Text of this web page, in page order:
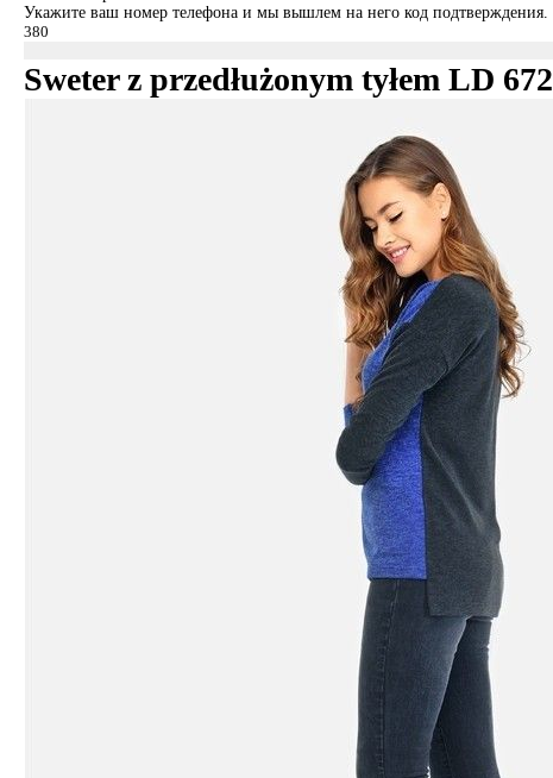
Укажите ваш номер телефона и мы вышлем на него код подтверждения.
Sweter z przedłużonym tyłem LD 672